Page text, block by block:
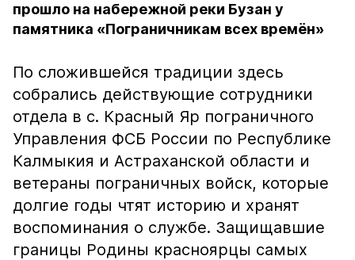
прошло на набережной реки Бузан у
памятника «Пограничникам всех времён»
По сложившейся традиции здесь
собрались действующие сотрудники
отдела в с. Красный Яр пограничного
Управления ФСБ России по Республике
Калмыкия и Астраханской области и
ветераны пограничных войск, которые
долгие годы чтят историю и хранят
воспоминания о службе. Защищавшие
границы Родины красноярцы самых